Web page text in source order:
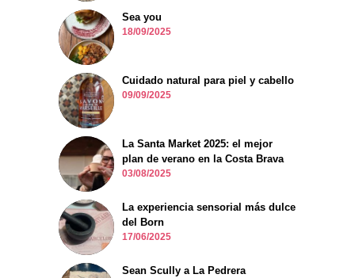
Sea you
18/09/2025
Cuidado natural para piel y cabello
09/09/2025
La Santa Market 2025: el mejor
plan de verano en la Costa Brava
03/08/2025
La experiencia sensorial más dulce
del Born
17/06/2025
Sean Scully a La Pedrera